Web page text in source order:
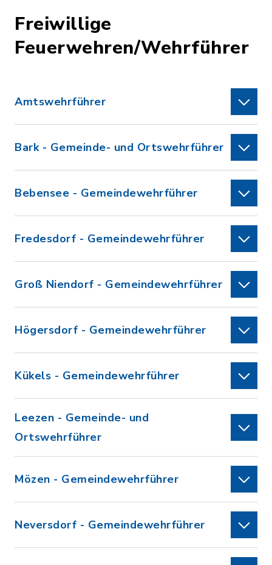
Freiwillige
Feuerwehren/Wehrführer
Amtswehrführer
Bark - Gemeinde- und Ortswehrführer
Bebensee - Gemeindewehrführer
Fredesdorf - Gemeindewehrführer
Groß Niendorf - Gemeindewehrführer
Högersdorf - Gemeindewehrführer
Kükels - Gemeindewehrführer
Leezen - Gemeinde- und
Ortswehrführer
Mözen - Gemeindewehrführer
Neversdorf - Gemeindewehrführer